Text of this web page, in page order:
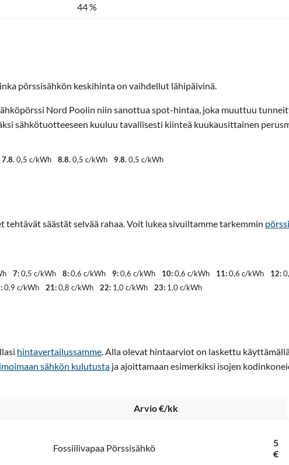
44 %
pörssisähkön keskihinta on vaihdellut lähipäivinä.
Nord Poolin niin sanottua spot-hintaa, joka muuttuu
sähkötuotteeseen kuuluu tavallisesti kiinteä kuukausittainen
7.8.0,5 c/kWh 8.8.0,5 c/kWh 9.8.0,5 c/kWh
säästät selvää rahaa. Voit lukea sivuiltamme tarkemmin
7:0,5 c/kWh 8:0,6 c/kWh 9:0,6 c/kWh 10:0,6 c/kWh 11:0,6 c/kWh 12:
0,9 c/kWh 21:0,8 c/kWh 22: 1,0 c/kWh 23: 1,0 c/kWh
hintavertailussamme . Alla olevat hintaarviot on laskettu
sähkön kulutusta ja ajoittamaan esimerkiksi isojen
Arvio €/kk
Fossiilivapaa Pörssisähkö
5
€